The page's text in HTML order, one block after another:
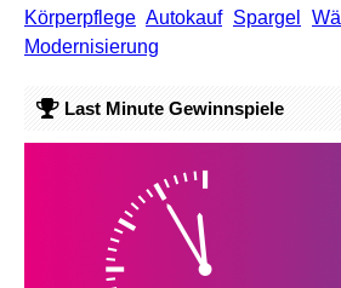
Körperpflege Autokauf Spargel
Modernisierung
Last Minute Gewinnspiele